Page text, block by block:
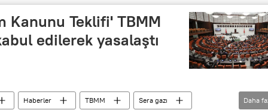
Kanunu Teklifi' TBMM
edilerek yasalaştı
Haberler TBMM
Sera gazı
Daha